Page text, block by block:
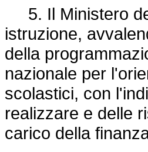
5. Il Ministero
istruzione,
della
nazionale per
scolastici, con
realizzare e delle
carico della